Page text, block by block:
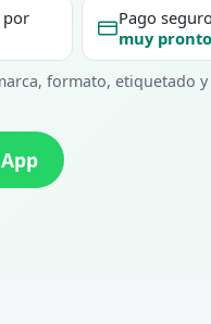
por
Pago seguro
muy
formato, etiquetado